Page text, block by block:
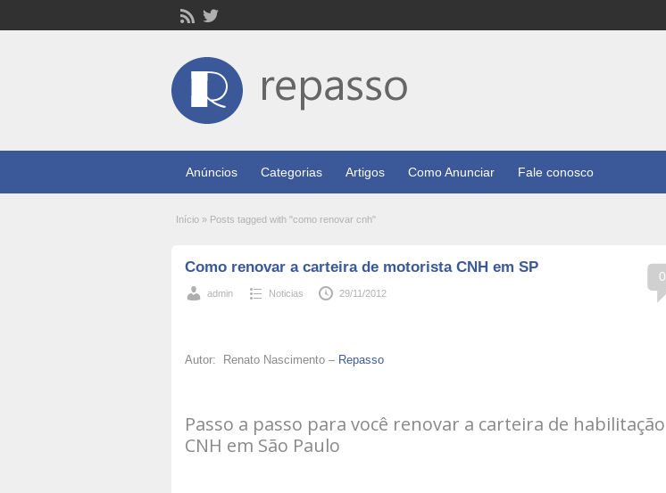
Anúncios Categorias Artigos Como Anunciar Fale conosco
Início » Posts tagged with "como renovar cnh"
0
Como renovar a carteira de motorista CNH em SP
admin Noticias 29/11/2012
Autor: Renato Nascimento – Repasso
Passo a passo para você renovar a carteira de habilitação
CNH em São Paulo